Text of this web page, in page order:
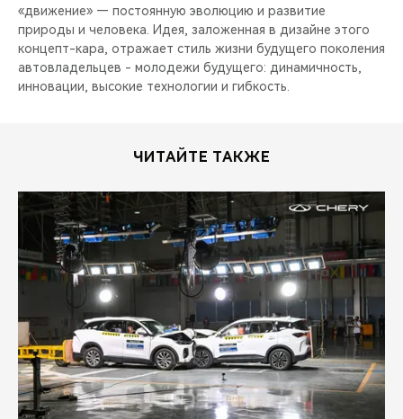
«движение» — постоянную эволюцию и развитие
природы и человека. Идея, заложенная в дизайне этого
концепт-кара, отражает стиль жизни будущего поколения
автовладельцев - молодежи будущего: динамичность,
инновации, высокие технологии и гибкость.
ЧИТАЙТЕ ТАКЖЕ